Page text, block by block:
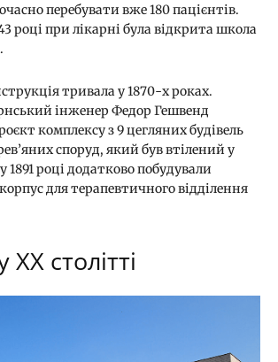
перебувати вже 180 пацієнтів.
році при лікарні була відкрита школа
тривала у 1870-х роках.
інженер Федор Гешвенд
комплексу з 9 цегляних будівель
споруд, який був втілений у
році додатково побудували
для терапевтичного відділення
столітті